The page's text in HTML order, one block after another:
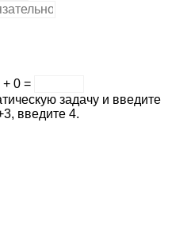
+ 0 =
задачу и введите
введите 4.